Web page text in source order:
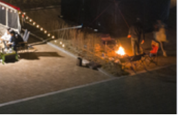
[6/1]전산시스템 점검 및 안정화에 따른 서비스 이용 제한 안내